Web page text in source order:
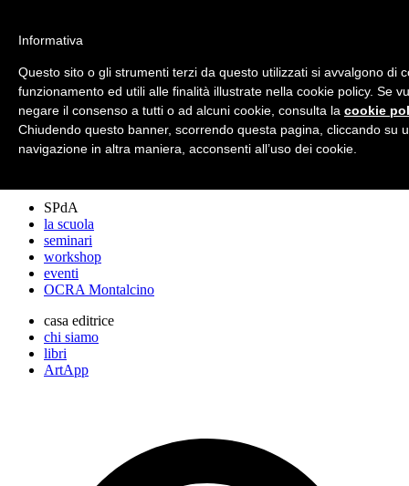
archos
lo studio
progetti
lectures
premi
SPdA
la scuola
seminari
workshop
eventi
OCRA Montalcino
casa editrice
chi siamo
libri
ArtApp
Informativa
Questo sito o gli strumenti terzi da questo utilizzati si avvalgono di
funzionamento ed utili alle finalità illustrate nella cookie policy. Se
negare il consenso a tutti o ad alcuni cookie, consulta la cookie
Chiudendo questo banner, scorrendo questa pagina, cliccando su
navigazione in altra maniera, acconsenti all’uso dei cookie.